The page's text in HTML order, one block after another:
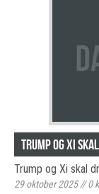
Trump og Xi
Trump og Xi skal
29 oktober 2025//0